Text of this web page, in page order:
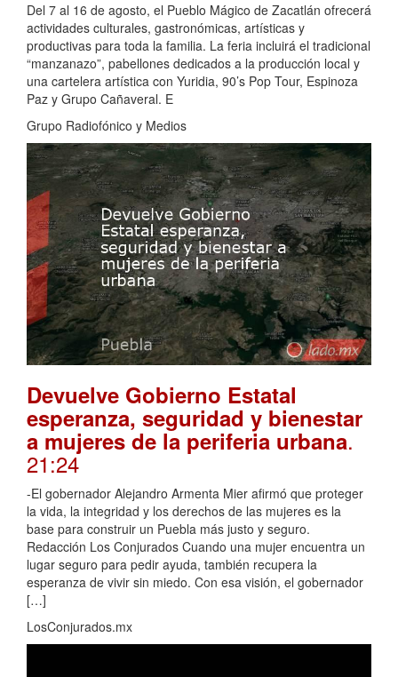
Del 7 al 16 de agosto, el Pueblo Mágico de Zacatlán ofrecerá
actividades culturales, gastronómicas, artísticas y
productivas para toda la familia. La feria incluirá el tradicional
“manzanazo”, pabellones dedicados a la producción local y
una cartelera artística con Yuridia, 90’s Pop Tour, Espinoza
Paz y Grupo Cañaveral. E
Grupo Radiofónico y Medios
Devuelve Gobierno Estatal
esperanza, seguridad y bienestar
a mujeres de la periferia urbana.
21:24
-El gobernador Alejandro Armenta Mier afirmó que proteger
la vida, la integridad y los derechos de las mujeres es la
base para construir un Puebla más justo y seguro.
Redacción Los Conjurados Cuando una mujer encuentra un
lugar seguro para pedir ayuda, también recupera la
esperanza de vivir sin miedo. Con esa visión, el gobernador
[…]
LosConjurados.mx